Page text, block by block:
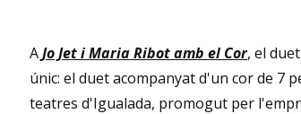
AJo Jet i Maria Ribot amb el Cor, el
únic: el duet acompanyat d'un cor de 7
teatres d'Igualada, promogut per